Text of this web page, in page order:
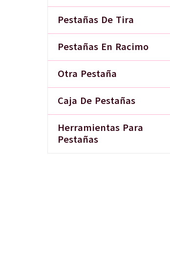
Pestañas De Tira
Pestañas En Racimo
Otra Pestaña
Caja De Pestañas
Herramientas Para
Pestañas